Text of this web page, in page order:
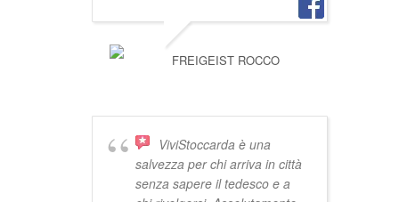
FREIGEIST ROCCO
ViviStoccarda è una
salvezza per chi arriva in città
senza sapere il tedesco e a